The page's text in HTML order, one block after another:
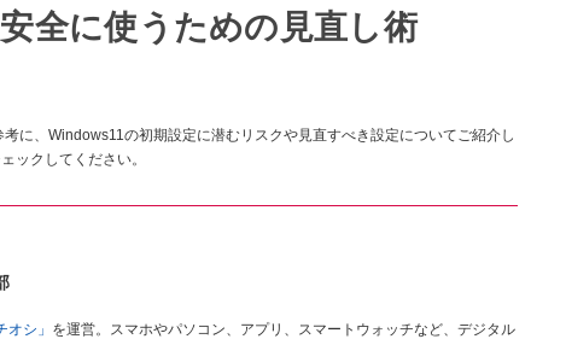
全に使うための見直し術
に、Windows11の初期設定に潜むリスクや見直すべき設定についてご紹介し
ックしてください。
シ」 を運営。スマホやパソコン、アプリ、スマートウォッチなど、デジタル